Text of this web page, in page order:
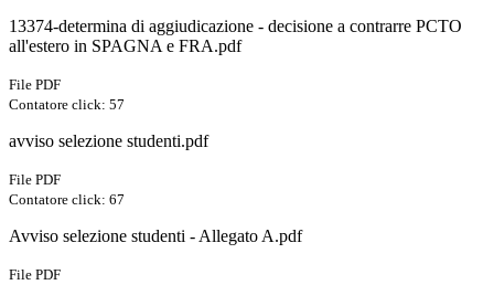
13374-determina di aggiudicazione - decisione a contrarre PCTO
all'estero in SPAGNA e FRA.pdf
File PDF
Contatore click: 57
avviso selezione studenti.pdf
File PDF
Contatore click: 67
Avviso selezione studenti - Allegato A.pdf
File PDF